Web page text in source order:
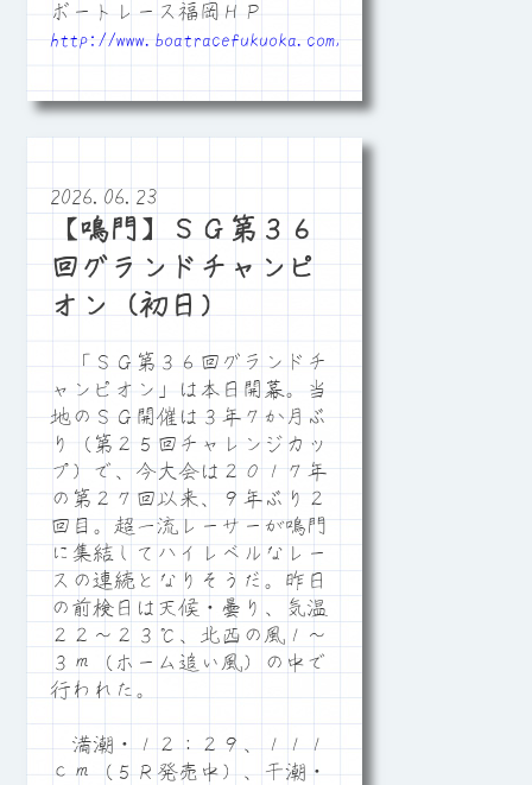
ボートレース福岡ＨＰ
http://www.boatracefukuoka.com/
2026.06.23
【鳴門】ＳＧ第３６
回グランドチャンピ
オン（初日）
「ＳＧ第３６回グランドチ
ャンピオン」は本日開幕。当
地のＳＧ開催は３年７か月ぶ
り（第２５回チャレンジカッ
プ）で、今大会は２０１７年
の第２７回以来、９年ぶり２
回目。超一流レーサーが鳴門
に集結してハイレベルなレー
スの連続となりそうだ。昨日
の前検日は天候・曇り、気温
２２～２３℃、北西の風１～
３ｍ（ホーム追い風）の中で
行われた。
満潮・１２：２９、１１１
ｃｍ（５Ｒ発売中）、干潮・